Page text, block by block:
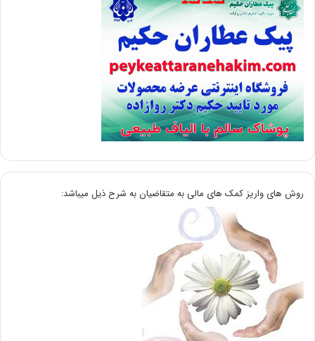
روش های واریز کمک های مالی به متقاضیان به شرح ذیل میباشد: